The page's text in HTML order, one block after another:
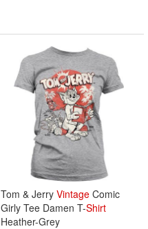
Tom & Jerry Vintage Comic
Girly Tee Damen T-Shirt
Heather-Grey